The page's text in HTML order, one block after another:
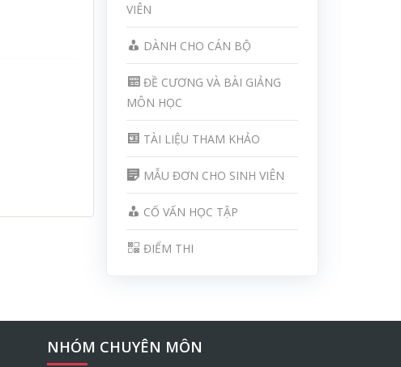
VIÊN
DÀNH CHO CÁN BỘ
ĐỀ CƯƠNG VÀ BÀI GIẢNG
MÔN HỌC
TÀI LIỆU THAM KHẢO
MẪU ĐƠN CHO SINH VIÊN
CỐ VẤN HỌC TẬP
ĐIỂM THI
NHÓM CHUYÊN MÔN